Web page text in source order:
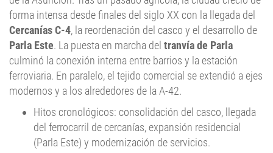
forma intensa desde finales del siglo XX con la llegada del
Cercanías C-4, la reordenación del casco y el desarrollo de
Parla Este. La puesta en marcha del tranvía de Parla
culminó la conexión interna entre barrios y la estación
ferroviaria. En paralelo, el tejido comercial se extendió a ejes
modernos y a los alrededores de la A-42.
Hitos cronológicos: consolidación del casco, llegada
del ferrocarril de cercanías, expansión residencial
(Parla Este) y modernización de servicios.